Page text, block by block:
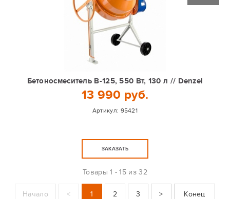
Бетоносмеситель B-125, 550 Вт, 130 л // Denzel
13 990 руб.
Артикул: 95421
ЗАКАЗАТЬ
Товары1 - 15 из 32
Начало < 1 2 3 > Конец